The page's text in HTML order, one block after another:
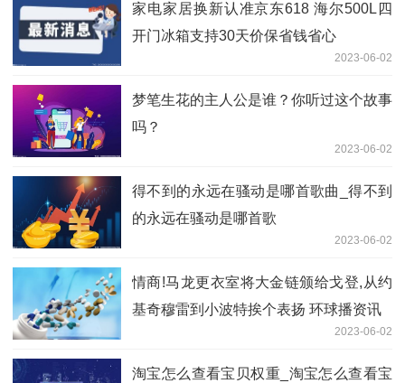
家电家居换新认准京东618 海尔500L四
开门冰箱支持30天价保省钱省心
2023-06-02
梦笔生花的主人公是谁？你听过这个故事
吗？
2023-06-02
得不到的永远在骚动是哪首歌曲_得不到
的永远在骚动是哪首歌
2023-06-02
情商!马龙更衣室将大金链颁给戈登,从约
基奇穆雷到小波特挨个表扬 环球播资讯
2023-06-02
淘宝怎么查看宝贝权重_淘宝怎么查看宝